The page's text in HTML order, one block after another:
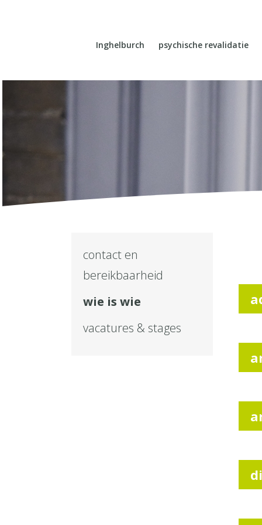
Inghelburch psychische revalidatie
contact en
bereikbaarheid
wie is wie
vacatures & stages